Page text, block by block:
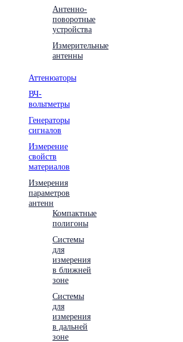
Антенно-
поворотные
устройства
Измерительные
антенны
Аттенюаторы
ВЧ-
вольтметры
Генераторы
сигналов
Измерение
свойств
материалов
Измерения
параметров
антенн
Компактные
полигоны
Системы
для
измерения
в ближней
зоне
Системы
для
измерения
в дальней
зоне